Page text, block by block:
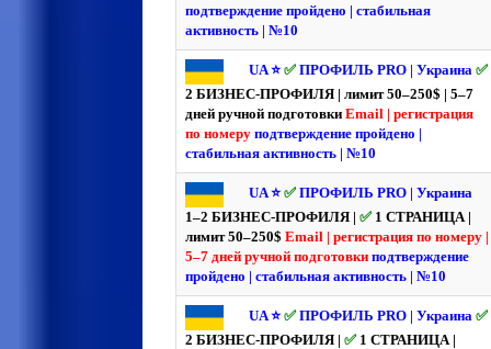
подтверждение пройдено | стабильная
активность | №10
UA ⭐️ ✅ ПРОФИЛЬ PRO | Украина ✅
2 БИЗНЕС-ПРОФИЛЯ | лимит 50–250$ | 5–7
дней ручной подготовки Email | регистрация
по номеру подтверждение пройдено |
стабильная активность | №10
UA ⭐️ ✅ ПРОФИЛЬ PRO | Украина
1–2 БИЗНЕС-ПРОФИЛЯ | ✅ 1 СТРАНИЦА |
лимит 50–250$ Email | регистрация по номеру |
5–7 дней ручной подготовки подтверждение
пройдено | стабильная активность | №10
UA ⭐️ ✅ ПРОФИЛЬ PRO | Украина ✅
2 БИЗНЕС-ПРОФИЛЯ | ✅ 1 СТРАНИЦА |